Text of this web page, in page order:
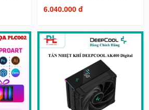
6.040.000 đ